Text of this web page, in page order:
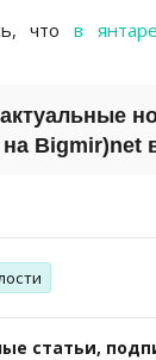
что в
Bigmir)net
статьи,